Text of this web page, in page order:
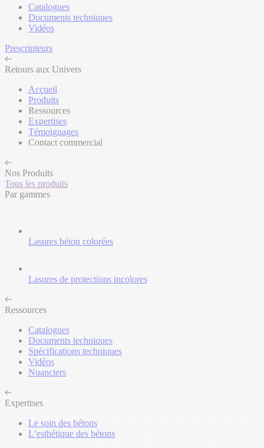
Catalogues
Documents techniques
Vidéos
Prescripteurs
Retours aux Univers
Accueil
Produits
Ressources
Expertises
Témoignages
Contact commercial
Nos Produits
Tous les produits
Par gammes
Lasures béton colorées
Lasures de protections incolores
Ressources
Catalogues
Documents techniques
Spécifications techniques
Vidéos
Nuanciers
Expertises
Le soin des bétons
L’esthétique des bétons